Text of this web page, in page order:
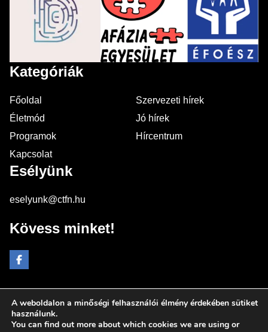
Kategóriák
Főoldal
Szervezeti hírek
Életmód
Jó hírek
Programok
Hírcentrum
Kapcsolat
Esélyünk
eselyunk@ctfn.hu
Kövess minket!
Copyright © 2024 eselyunk.hu. Minden jog fenntartva.
Általános Szerződési Feltételek
A weboldalon a minőségi felhasználói élmény érdekében sütiket
használunk.
You can find out more about which cookies we are using or